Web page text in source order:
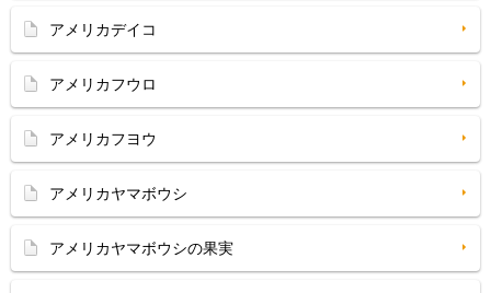
アメリカデイコ
アメリカフウロ
アメリカフヨウ
アメリカヤマボウシ
アメリカヤマボウシの果実